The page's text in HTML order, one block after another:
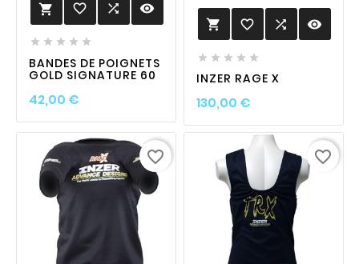
 favorite_border  visibility
    
BANDES DE POIGNETS
GOLD SIGNATURE 60
42,00 €Prix
 favorite_border  visibility
    
INZER RAGE X
130,00 €Prix
favorite_border favorite_border